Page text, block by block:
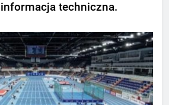
techniczna.